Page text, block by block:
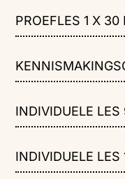
PROEFLES 1 X 30
INDIVIDUELE
INDIVIDUELE